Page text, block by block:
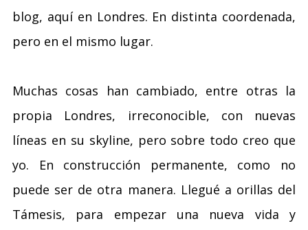
blog, aquí en Londres. En distinta coordenada,
pero en el mismo lugar.
Muchas cosas han cambiado, entre otras la
propia Londres, irreconocible, con nuevas
líneas en su skyline, pero sobre todo creo que
yo. En construcción permanente, como no
puede ser de otra manera. Llegué a orillas del
Támesis, para empezar una nueva vida y